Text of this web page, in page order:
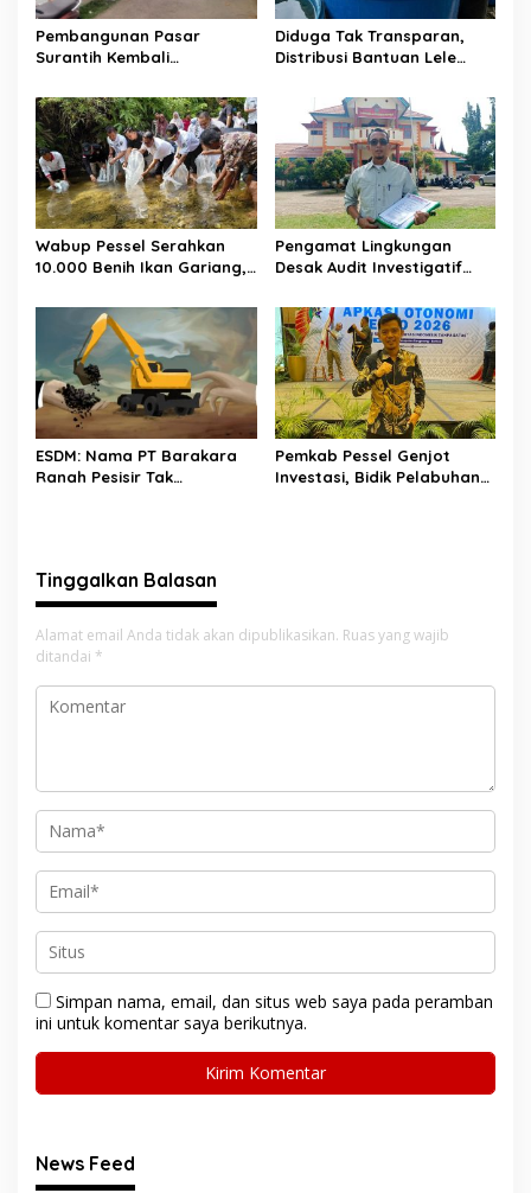
s
Pembangunan Pasar
Surantih Kembali
Direlokasi Sementara ke
Lapangan Gadih Basanai
Diduga Tak Transparan,
Distribusi Bantuan Lele
Taratak Sutera Tuai
Sorotan Warga
Wabup Pessel Serahkan
10.000 Benih Ikan Gariang,
Gayo demi Kelestarian
Perairan
Pengamat Lingkungan
Desak Audit Investigatif
Pessel, Soroti Legalitas Izin
hingga Stockpile
ESDM: Nama PT Barakara
Ranah Pesisir Tak
Pemkab Pessel Genjot
Investasi, Bidik Pelabuhan
Tinggalkan Balasan
Alamat email Anda tidak akan dipublikasikan. Ruas yang wajib
ditandai *
Simpan nama, email, dan situs web saya pada peramban
ini untuk komentar saya berikutnya.
News Feed